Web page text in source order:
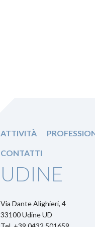
ATTIVITÀ
CONTATTI
UDINE
Via Dante Alighieri, 4
33100 Udine UD